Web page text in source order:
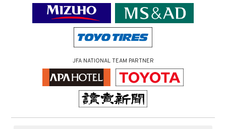
JFA NATIONAL TEAM PARTNER